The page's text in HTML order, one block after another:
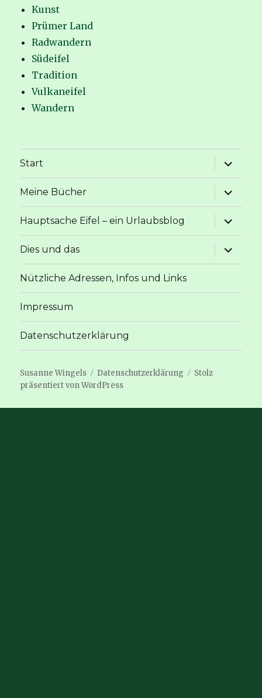
Kunst
Prümer Land
Radwandern
Südeifel
Tradition
Vulkaneifel
Wandern
Start
Meine Bücher
Hauptsache Eifel – ein Urlaubsblog
Dies und das
Nützliche Adressen, Infos und Links
Impressum
Datenschutzerklärung
Susanne Wingels Datenschutzerklärung
Stolz
präsentiert von WordPress